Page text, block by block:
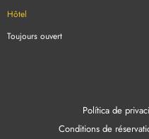
Hôtel
Toujours ouvert
Política de
Conditions de